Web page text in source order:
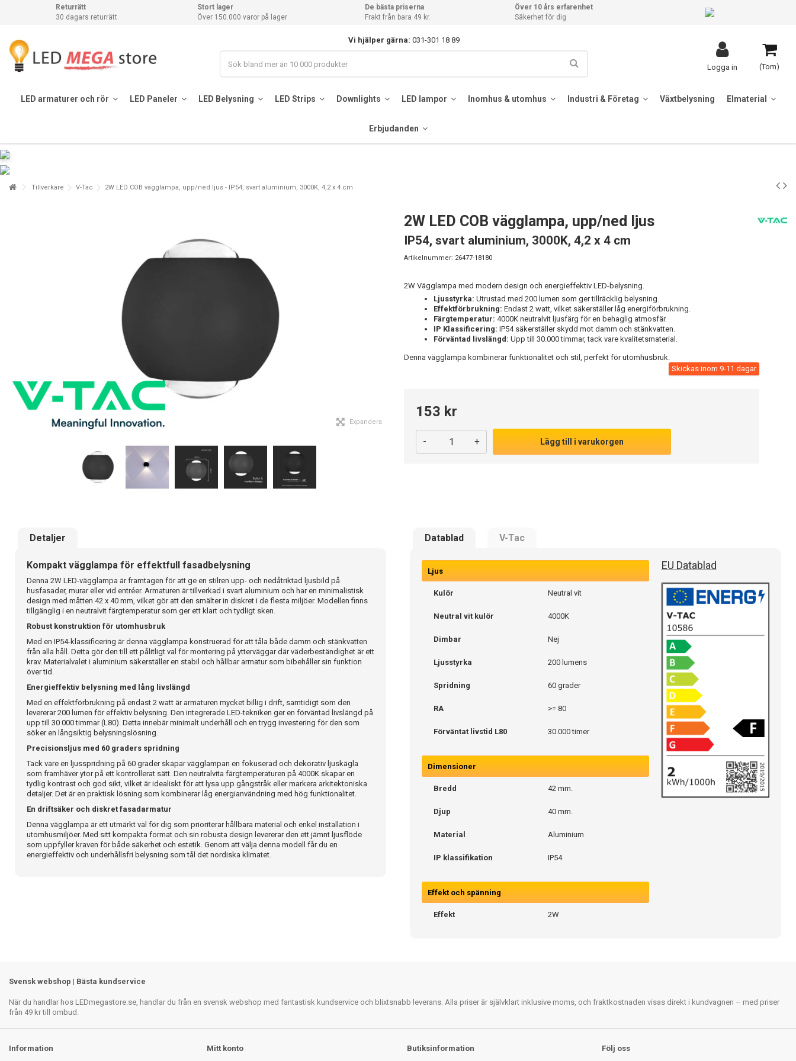
Returrätt
30 dagars returrätt
Stort lager
Över 150.000 varor på lager
De bästa priserna
Frakt från bara 49 kr.
Över 10 års erfarenhet
Säkerhet för dig
Vi hjälper gärna: 031-301 18 89
(Tom)
Logga in
LED armaturer och rör LED Paneler LED Belysning LED Strips Downlights LED lampor Inomhus & utomhus Industri & Företag Växtbelysning Elmaterial
Erbjudanden
Tillverkare V-Tac 2W LED COB vägglampa, upp/ned ljus - IP54, svart aluminium, 3000K, 4,2 x 4 cm
Expandera
2W LED COB vägglampa, upp/ned ljus
IP54, svart aluminium, 3000K, 4,2 x 4 cm
Artikelnummer: 26477-18180
2W Vägglampa med modern design och energieffektiv LED-belysning.
Ljusstyrka: Utrustad med 200 lumen som ger tillräcklig belysning.
Effektförbrukning: Endast 2 watt, vilket säkerställer låg energiförbrukning.
Färgtemperatur: 4000K neutralvit ljusfärg för en behaglig atmosfär.
IP Klassificering: IP54 säkerställer skydd mot damm och stänkvatten.
Förväntad livslängd: Upp till 30.000 timmar, tack vare kvalitetsmaterial.
Denna vägglampa kombinerar funktionalitet och stil, perfekt för utomhusbruk.
Skickas inom 9-11 dagar
153 kr
- + Lägg till i varukorgen
Detaljer Datablad V-Tac
Kompakt vägglampa för effektfull fasadbelysning
Denna 2W LED-vägglampa är framtagen för att ge en stilren upp- och nedåtriktad ljusbild på
husfasader, murar eller vid entréer. Armaturen är tillverkad i svart aluminium och har en minimalistisk
design med måtten 42 x 40 mm, vilket gör att den smälter in diskret i de flesta miljöer. Modellen finns
tillgänglig i en neutralvit färgtemperatur som ger ett klart och tydligt sken.
Robust konstruktion för utomhusbruk
Med en IP54-klassificering är denna vägglampa konstruerad för att tåla både damm och stänkvatten
från alla håll. Detta gör den till ett pålitligt val för montering på ytterväggar där väderbeständighet är ett
krav. Materialvalet i aluminium säkerställer en stabil och hållbar armatur som bibehåller sin funktion
över tid.
Energieffektiv belysning med lång livslängd
Med en effektförbrukning på endast 2 watt är armaturen mycket billig i drift, samtidigt som den
levererar 200 lumen för effektiv belysning. Den integrerade LED-tekniken ger en förväntad livslängd på
upp till 30 000 timmar (L80). Detta innebär minimalt underhåll och en trygg investering för den som
söker en långsiktig belysningslösning.
Precisionsljus med 60 graders spridning
Tack vare en ljusspridning på 60 grader skapar vägglampan en fokuserad och dekorativ ljuskägla
som framhäver ytor på ett kontrollerat sätt. Den neutralvita färgtemperaturen på 4000K skapar en
tydlig kontrast och god sikt, vilket är idealiskt för att lysa upp gångstråk eller markera arkitektoniska
detaljer. Det är en praktisk lösning som kombinerar låg energianvändning med hög funktionalitet.
En driftsäker och diskret fasadarmatur
Denna vägglampa är ett utmärkt val för dig som prioriterar hållbara material och enkel installation i
utomhusmiljöer. Med sitt kompakta format och sin robusta design levererar den ett jämnt ljusflöde
som uppfyller kraven för både säkerhet och estetik. Genom att välja denna modell får du en
energieffektiv och underhållsfri belysning som tål det nordiska klimatet.
Ljus
Kulör Neutral vit
Neutral vit kulör 4000K
Dimbar Nej
Ljusstyrka 200 lumens
Spridning 60 grader
RA >= 80
Förväntat livstid L80 30.000 timer
Dimensioner
Bredd 42 mm.
Djup 40 mm.
Material Aluminium
IP klassifikation IP54
Effekt och spänning
Effekt 2W
EU Datablad
Svensk webshop | Bästa kundservice
När du handlar hos LEDmegastore.se, handlar du från en svensk webshop med fantastisk kundservice och blixtsnabb leverans. Alla priser är självklart inklusive moms, och fraktkostnaden visas direkt i kundvagnen – med priser
från 49 kr till ombud.
Information Mitt konto Butiksinformation Följ oss